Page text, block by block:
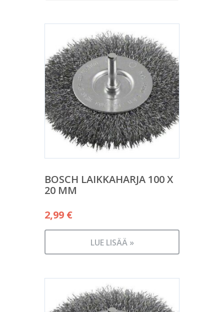
BOSCH LAIKKAHARJA 100 X
20 MM
2,99 €
LUE LISÄÄ »